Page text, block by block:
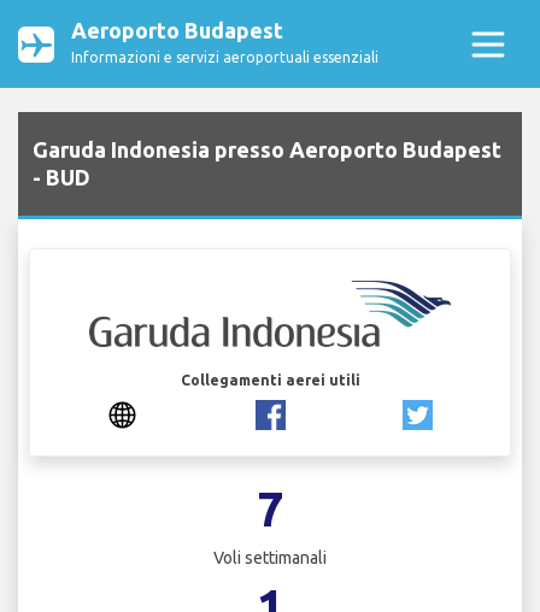
Aeroporto Budapest
Informazioni e servizi aeroportuali essenziali
Garuda Indonesia presso Aeroporto Budapest
- BUD
Collegamenti aerei utili
7
Voli settimanali